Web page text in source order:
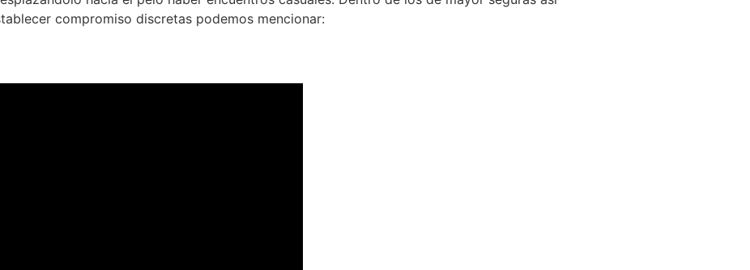
compromiso discretas podemos mencionar: